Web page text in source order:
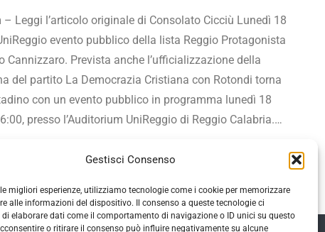
Gestisci Consenso
migliori esperienze, utilizziamo tecnologie come i cookie per memorizzare
alle informazioni del dispositivo. Il consenso a queste tecnologie ci
di elaborare dati come il comportamento di navigazione o ID unici su questo
o ritirare il consenso può influire negativamente su alcune
Leggi l’articolo originale di Consolato Cicciù Lunedì 18
evento pubblico della lista Reggio Protagonista
Cannizzaro. Prevista anche l’ufficializzazione della
del partito La Democrazia Cristiana con Rotondi torna
con un evento pubblico in programma lunedì 18
presso l’Auditorium UniReggio di Reggio Calabria.…